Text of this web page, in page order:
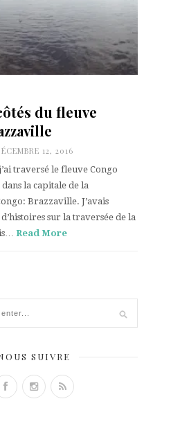
du fleuve
12, 2016
traversé le fleuve Congo
la capitale de la
Brazzaville. J’avais
sur la traversée de la
Read More
SUIVRE